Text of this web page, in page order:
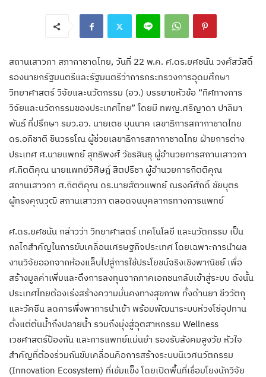
สถานเสาวภา สภากาชาดไทย, วันที่ 22 พ.ค. ศ.ดร.ยศชนัน วงศ์สวัสดิ์
รองนายกรัฐมนตรีและรัฐมนตรีว่าการกระทรวงการอุดมศึกษา
วิทยาศาสตร์ วิจัยและนวัตกรรม (อว.) บรรยายหัวข้อ “ทิศทางการ
วิจัยและนวัตกรรมของประเทศไทย” โดยมี ทพญ.ศรีญาดา ปาลิมา
พันธ์ ที่ปรึกษา รมว.อว. นายเตช บุนนาค เลขาธิการสภากาชาดไทย
ดร.อภิชาติ ชินวรรโณ ผู้ช่วยเลขาธิการสภากาชาดไทย ฝ่ายการต่าง
ประเทศ ศ.นายแพทย์ สุทธิพงศ์ วัชรสินธุ ผู้อำนวยการสถานเสาวภา
ศ.กิตติคุณ นายแพทย์วิศิษฎ์ สิตปรีชา ผู้อำนวยการกิตติคุณ
สถานเสาวภา ศ.กิตติคุณ ดร.นายสัตวแพทย์ ณรงค์ศักดิ์ ชัยบุตร
ผู้ทรงคุณวุฒิ สถานเสาวภา ตลอดจนบุคลากรทางการแพทย์
ศ.ดร.ยศชนัน กล่าวว่า วิทยาศาสตร์ เทคโนโลยี และนวัตกรรม เป็น
กลไกสำคัญในการขับเคลื่อนเศรษฐกิจประเทศ โดยเฉพาะการนำผล
งานวิจัยออกจากห้องแล็บไปสู่การใช้ประโยชน์จริงเชิงพาณิชย์ เพื่อ
สร้างมูลค่าเพิ่มและดึงการลงทุนจากภาคเอกชนกลับเข้าสู่ระบบ ดังนั้น
ประเทศไทยต้องเร่งสร้างความมั่นคงทางสุขภาพ ทั้งด้านยา ชีววัตถุ
และวัคซีน ลดการพึ่งพาการนำเข้า พร้อมพัฒนาระบบห่วงโซ่อุปทาน
ตั้งแต่ต้นน้ำถึงปลายน้ำ รวมถึงมุ่งสู่อุตสาหกรรม Wellness
เวชศาสตร์ป้องกัน และการแพทย์แม่นยำ รองรับสังคมสูงวัย หัวใจ
สำคัญที่ต้องร่วมกันขับเคลื่อนคือการสร้างระบบนิเวศนวัตกรรม
(Innovation Ecosystem) ที่เข้มแข็ง โดยเปิดพื้นที่เชื่อมโยงนักวิจัย